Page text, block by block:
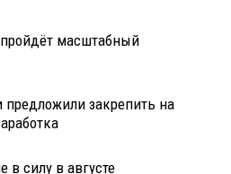
масштабный
предложили закрепить на
силу в августе